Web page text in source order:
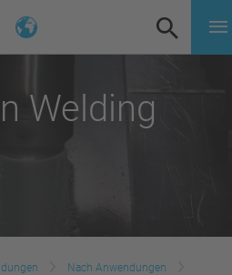
Welding
Nach Anwendungen